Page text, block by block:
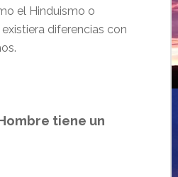
el Hinduismo o
diferencias con
tiene un